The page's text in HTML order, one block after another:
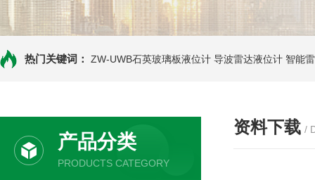
热门关键词： ZW-UWB石英玻璃板液位计 导波雷达液位计 智能
产品分类
PRODUCTS CATEGORY
资料下载 /